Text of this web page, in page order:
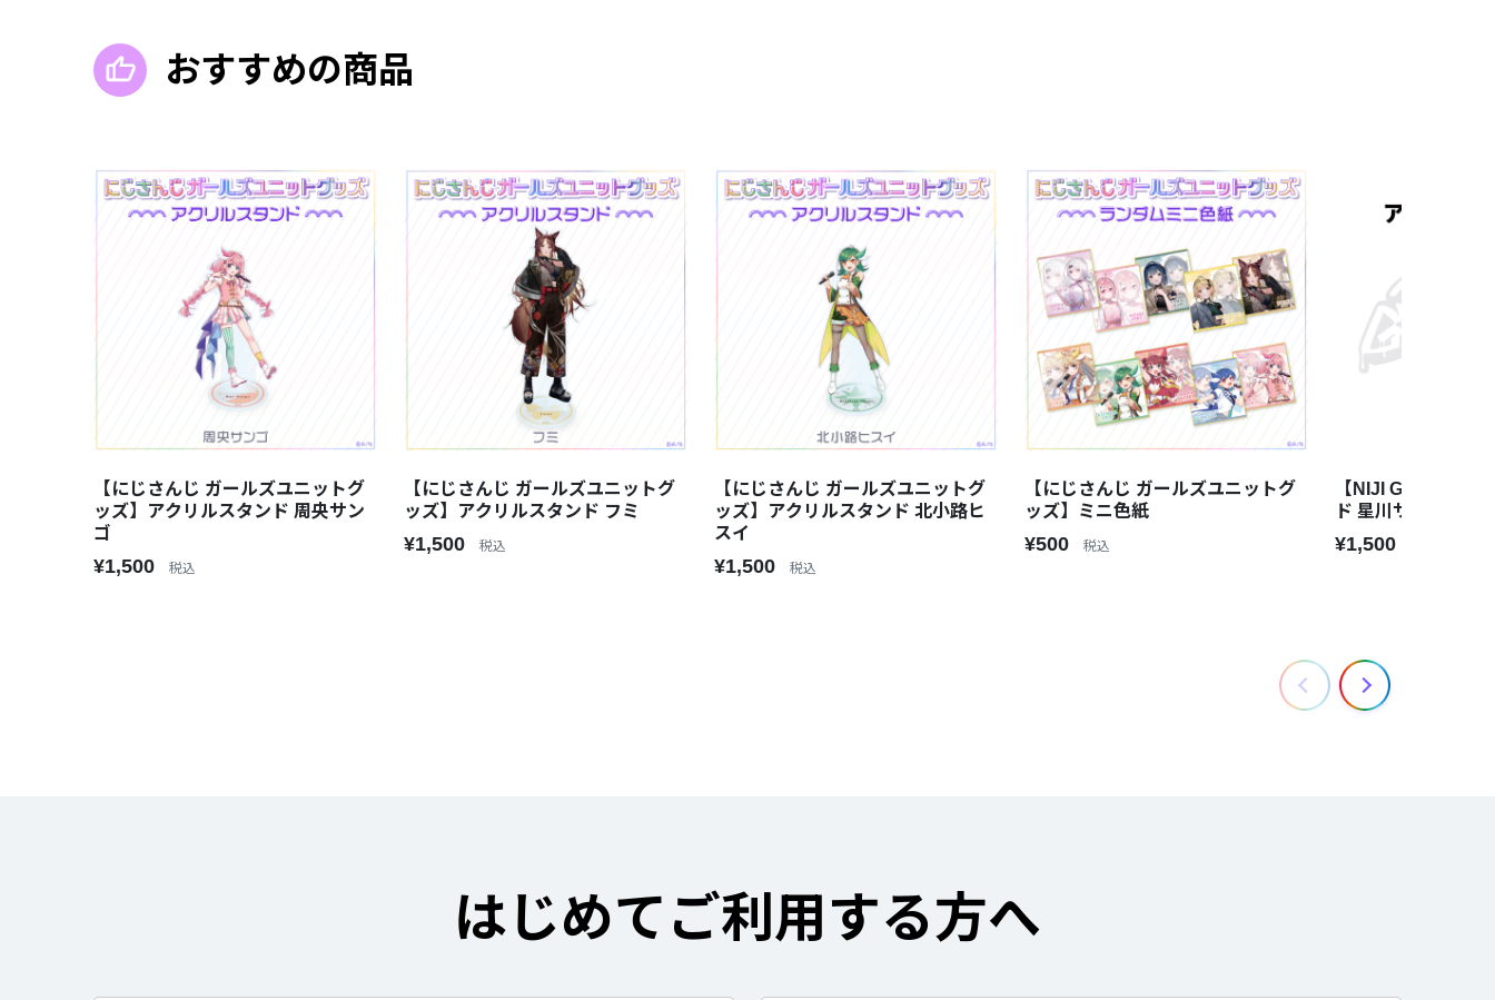
おすすめの商品
【にじさんじ ガールズユニットグ
ッズ】アクリルスタンド 周央サン
ゴ
¥1,500 税込
【にじさんじ ガールズユニットグ
ッズ】アクリルスタンド フミ
¥1,500 税込
【にじさんじ ガールズユニットグ
ッズ】アクリルスタンド 北小路ヒ
スイ
¥1,500 税込
【にじさんじ ガールズユニットグ
ッズ】ミニ色紙
¥500 税込
【NIJI GRAFFITI
ド 星川サラ
¥1,500
はじめてご利用する方へ